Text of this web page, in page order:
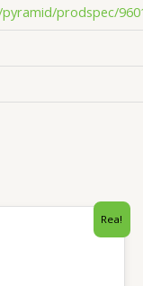
prodspec/
Rea!